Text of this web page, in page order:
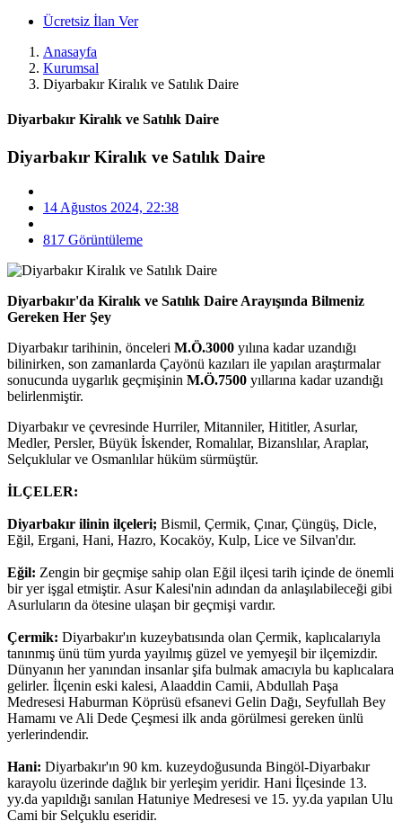
Ücretsiz İlan Ver
Anasayfa
Kurumsal
Diyarbakır Kiralık ve Satılık Daire
Diyarbakır Kiralık ve Satılık Daire
Diyarbakır Kiralık ve Satılık Daire
14 Ağustos 2024, 22:38
817 Görüntüleme
Diyarbakır'da Kiralık ve Satılık Daire Arayışında Bilmeniz
Gereken Her Şey
Diyarbakır tarihinin, önceleri M.Ö.3000 yılına kadar uzandığı
bilinirken, son zamanlarda Çayönü kazıları ile yapılan araştırmalar
sonucunda uygarlık geçmişinin M.Ö.7500 yıllarına kadar uzandığı
belirlenmiştir.
Diyarbakır ve çevresinde Hurriler, Mitanniler, Hititler, Asurlar,
Medler, Persler, Büyük İskender, Romalılar, Bizanslılar, Araplar,
Selçuklular ve Osmanlılar hüküm sürmüştür.
İLÇELER:
Diyarbakır ilinin ilçeleri; Bismil, Çermik, Çınar, Çüngüş, Dicle,
Eğil, Ergani, Hani, Hazro, Kocaköy, Kulp, Lice ve Silvan'dır.
Eğil: Zengin bir geçmişe sahip olan Eğil ilçesi tarih içinde de önemli
bir yer işgal etmiştir. Asur Kalesi'nin adından da anlaşılabileceği gibi
Asurluların da ötesine ulaşan bir geçmişi vardır.
Çermik: Diyarbakır'ın kuzeybatısında olan Çermik, kaplıcalarıyla
tanınmış ünü tüm yurda yayılmış güzel ve yemyeşil bir ilçemizdir.
Dünyanın her yanından insanlar şifa bulmak amacıyla bu kaplıcalara
gelirler. İlçenin eski kalesi, Alaaddin Camii, Abdullah Paşa
Medresesi Haburman Köprüsü efsanevi Gelin Dağı, Seyfullah Bey
Hamamı ve Ali Dede Çeşmesi ilk anda görülmesi gereken ünlü
yerlerindendir.
Hani: Diyarbakır'ın 90 km. kuzeydoğusunda Bingöl-Diyarbakır
karayolu üzerinde dağlık bir yerleşim yeridir. Hani İlçesinde 13.
yy.da yapıldığı sanılan Hatuniye Medresesi ve 15. yy.da yapılan Ulu
Cami bir Selçuklu eseridir.